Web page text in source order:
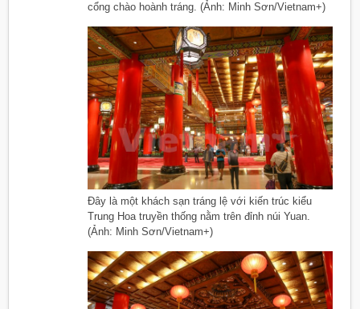
cổng chào hoành tráng. (Ảnh: Minh Sơn/Vietnam+)
Đây là một khách sạn tráng lệ với kiến trúc kiểu
Trung Hoa truyền thống nằm trên đỉnh núi Yuan.
(Ảnh: Minh Sơn/Vietnam+)